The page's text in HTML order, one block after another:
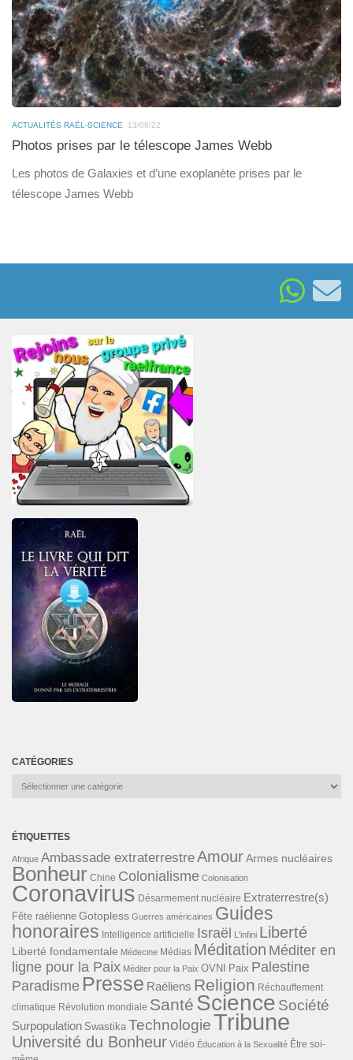
ACTUALITÉS RAËL-SCIENCE 13/09/22
Photos prises par le télescope James Webb
Les photos de Galaxies et d’une exoplanète prises par le
télescope James Webb
CATÉGORIES
Catégories
ÉTIQUETTES
Afrique Ambassade extraterrestreAmourArmes nucléaires
Bonheur Chine Colonialisme Colonisation
Coronavirus Désarmement nucléaire Extraterrestre(s)
Fête raélienne Gotopless Guerres américaines Guides
honoraires Intelligence artificielle Israël L'infini Liberté
Liberté fondamentale Médecine Médias Méditation Méditer en
ligne pour la Paix Méditer pour la Paix OVNI Paix Palestine
Paradisme Presse Raéliens Religion Réchauffement
climatique Révolution mondiale Santé Science Société
Surpopulation Swastika TechnologieTribune
Université du Bonheur Vidéo Éducation à la Sexualité Être soi-